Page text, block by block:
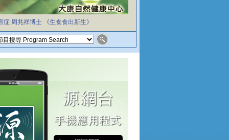
症 周兆祥博士 《生食食出新生》